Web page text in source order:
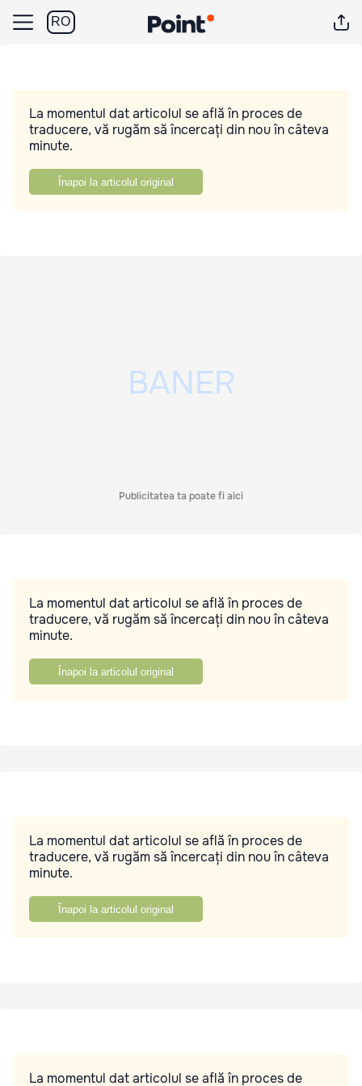
RO
La momentul dat articolul se află în proces de
traducere, vă rugăm să încercați din nou în câteva
minute.
Înapoi la articolul original
Publicitatea ta poate fi aici
La momentul dat articolul se află în proces de
traducere, vă rugăm să încercați din nou în câteva
minute.
Înapoi la articolul original
La momentul dat articolul se află în proces de
traducere, vă rugăm să încercați din nou în câteva
minute.
Înapoi la articolul original
La momentul dat articolul se află în proces de